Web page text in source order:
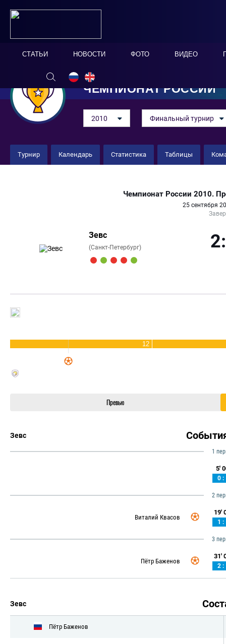
СТАТЬИ НОВОСТИ ФОТО ВИДЕО
ЧЕМПИОНАТ РОССИИ
2010 Финальный турнир
Турнир Календарь Статистика Таблицы
Чемпионат России 2010.
25 сентября
Зевс
(Санкт-Петербург)
12
Превью
Зевс
1
5'
0 :
2
Виталий Квасов
19'
1 :
3
Пётр Баженов
31'
2 :
Зевс
Пётр Баженов